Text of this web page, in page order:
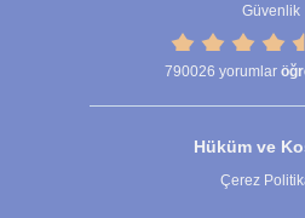
Güvenlik
790026 yorumlar
Hüküm ve
Çerez